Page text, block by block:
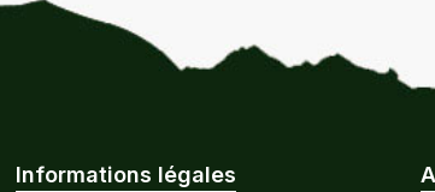
Informations légales